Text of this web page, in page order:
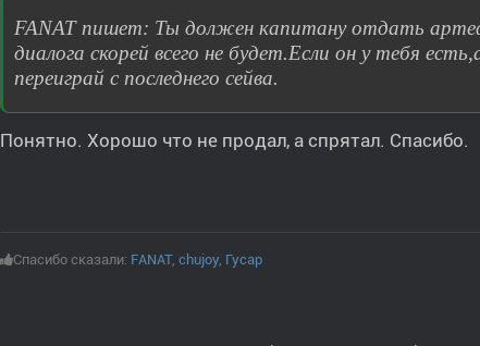
FANAT пишет: Ты должен капитану отдать
диалога скорей всего не будет.Если он у тебя
переиграй с последнего сейва.
Понятно. Хорошо что не продал, а спрятал. Спасибо.
Спасибо сказали: FANAT, chujoy Гусар